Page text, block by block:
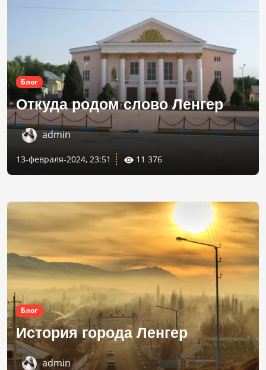
Блог
Откуда родом слово Ленгер
admin
13-февраля-2024, 23:51 11 376
Блог
История города Ленгер
admin